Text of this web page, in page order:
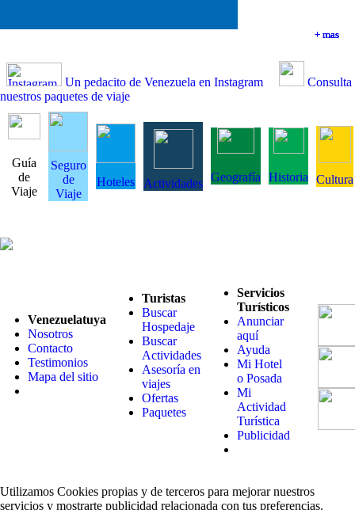
+ mas
+ mas
+ mas
+ mas
Un pedacito de Venezuela en Instagram
Consulta
nuestros paquetes de viaje
Guía
de
Viaje
Seguro
de
Viaje
Hoteles Actividades Geografía Historia Cultura
Venezuelatuya
Nosotros
Contacto
Testimonios
Mapa del sitio
Turistas
Buscar
Hospedaje
Buscar
Actividades
Asesoría en
viajes
Ofertas
Paquetes
Servicios
Turísticos
Anunciar
aquí
Ayuda
Mi Hotel
o Posada
Mi
Actividad
Turística
Publicidad
Utilizamos Cookies propias y de terceros para mejorar nuestros
servicios y mostrarte publicidad relacionada con tus preferencias.